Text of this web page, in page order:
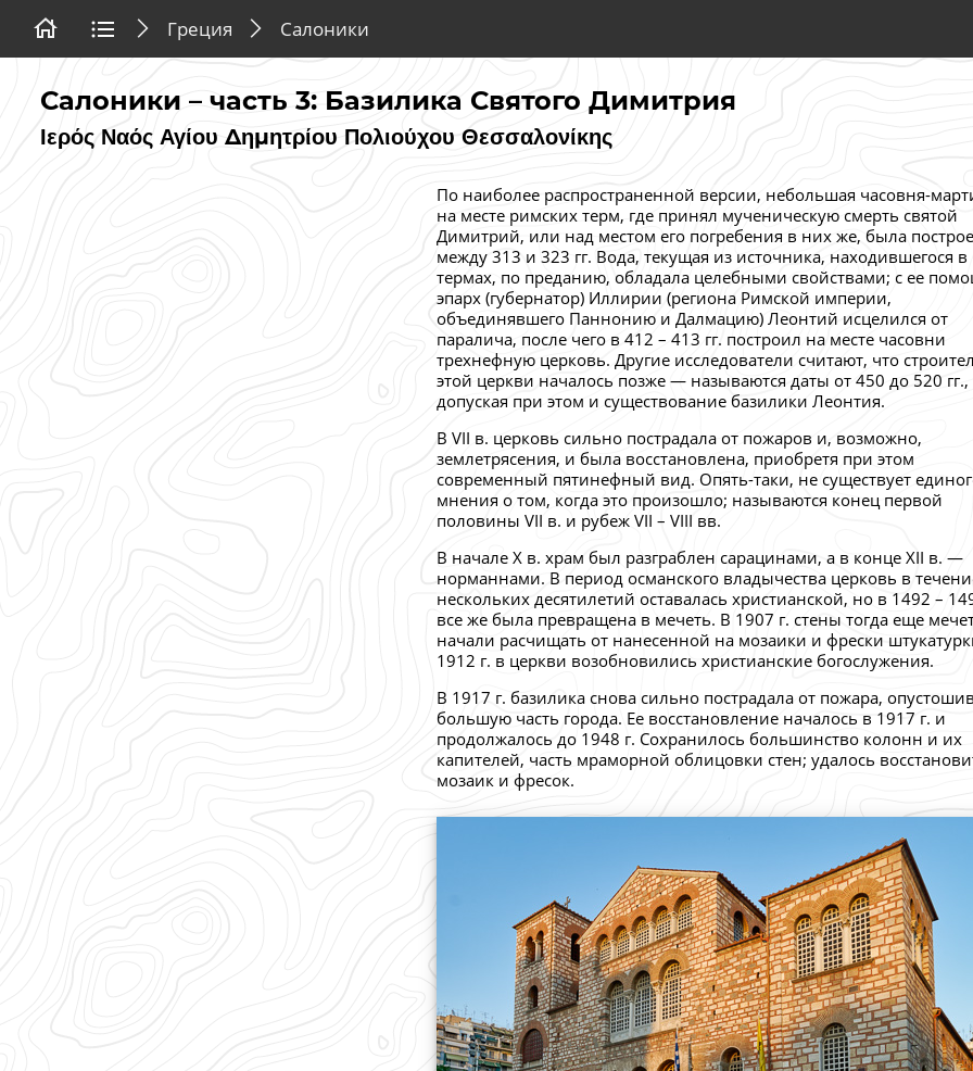
Греция Салоники
Салоники – часть 3: Базилика Святого Димитрия
Ιερός Ναός Αγίου Δημητρίου Πολιούχου Θεσσαλονίκης
По наиболее распространенной версии, небольшая часовня-
на месте римских терм, где принял мученическую смерть святой
Димитрий, или над местом его погребения в них же, была
между 313 и 323 гг. Вода, текущая из источника, находившегося в
термах, по преданию, обладала целебными свойствами; с ее
эпарх (губернатор) Иллирии (региона Римской империи,
объединявшего Паннонию и Далмацию) Леонтий исцелился от
паралича, после чего в 412 – 413 гг. построил на месте часовни
трехнефную церковь. Другие исследователи считают, что
этой церкви началось позже — называются даты от 450 до 520 гг.,
допуская при этом и существование базилики Леонтия.
В VII в. церковь сильно пострадала от пожаров и, возможно,
землетрясения, и была восстановлена, приобретя при этом
современный пятинефный вид. Опять-таки, не существует
мнения о том, когда это произошло; называются конец первой
половины VII в. и рубеж VII – VIII вв.
В начале X в. храм был разграблен сарацинами, а в конце XII в. —
норманнами. В период османского владычества церковь в
нескольких десятилетий оставалась христианской, но в 1492 –
все же была превращена в мечеть. В 1907 г. стены тогда еще
начали расчищать от нанесенной на мозаики и фрески
1912 г. в церкви возобновились христианские богослужения.
В 1917 г. базилика снова сильно пострадала от пожара,
большую часть города. Ее восстановление началось в 1917 г. и
продолжалось до 1948 г. Сохранилось большинство колонн и их
капителей, часть мраморной облицовки стен; удалось
мозаик и фресок.